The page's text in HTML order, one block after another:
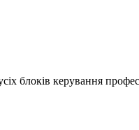
блоків керування